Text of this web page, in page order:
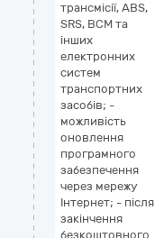
трансмісії, ABS,
SRS, BCM та
інших
електронних
систем
транспортних
засобів; -
можливість
оновлення
програмного
забезпечення
через мережу
Інтернет; - після
закінчення
безкоштовного